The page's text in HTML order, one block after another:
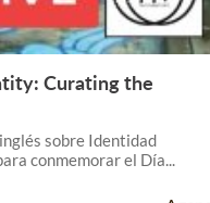
Leer Más +
Curating the
sobre Identidad
conmemorar el Día...